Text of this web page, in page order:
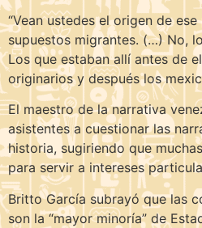
“Vean ustedes el origen de
supuestos migrantes. (…) No,
Los que estaban allí antes de
originarios y después los
El maestro de la narrativa
asistentes a cuestionar las
historia, sugiriendo que
para servir a intereses
Britto García subrayó que las
son la “mayor minoría” de